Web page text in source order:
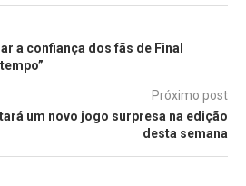
a confiança dos fãs de Final
Próximo post
um novo jogo surpresa na edição
desta semana